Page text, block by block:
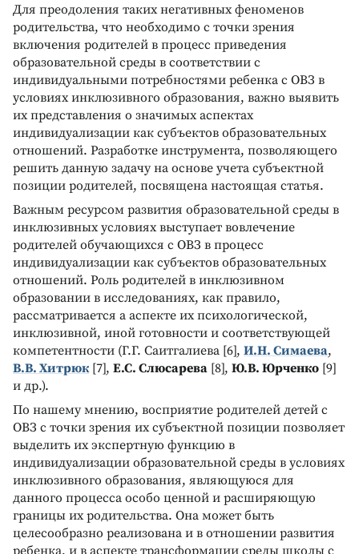
Для преодоления таких негативных феноменов
родительства, что необходимо с точки зрения
включения родителей в процесс приведения
образовательной среды в соответствии с
индивидуальными потребностями ребенка с ОВЗ в
условиях инклюзивного образования, важно выявить
их представления о значимых аспектах
индивидуализации как субъектов образовательных
отношений. Разработке инструмента, позволяющего
решить данную задачу на основе учета субъектной
позиции родителей, посвящена настоящая статья.
Важным ресурсом развития образовательной среды в
инклюзивных условиях выступает вовлечение
родителей обучающихся с ОВЗ в процесс
индивидуализации как субъектов образовательных
отношений. Роль родителей в инклюзивном
образовании в исследованиях, как правило,
рассматривается а аспекте их психологической,
инклюзивной, иной готовности и соответствующей
компетентности (Г.Г. Саитгалиева [6], И.Н. Симаева,
В.В. Хитрюк[7], Е.С. Слюсарева [8], Ю.В. Юрченко [9]
и др.).
По нашему мнению, восприятие родителей детей с
ОВЗ с точки зрения их субъектной позиции позволяет
выделить их экспертную функцию в
индивидуализации образовательной среды в условиях
инклюзивного образования, являющуюся для
данного процесса особо ценной и расширяющую
границы их родительства. Она может быть
целесообразно реализована и в отношении развития
ребенка, и в аспекте трансформации среды школы с